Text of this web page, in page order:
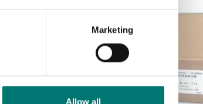
Marketing
Allow all